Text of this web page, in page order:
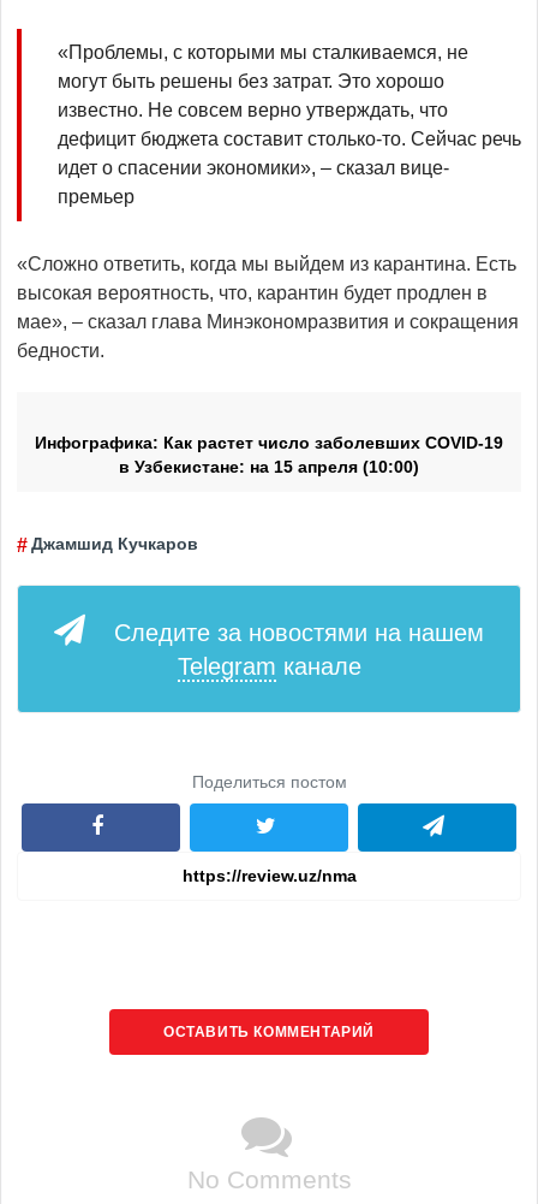
«Проблемы, с которыми мы сталкиваемся, не
могут быть решены без затрат. Это хорошо
известно. Не совсем верно утверждать, что
дефицит бюджета составит столько-то. Сейчас речь
идет о спасении экономики», – сказал вице-
премьер
«Сложно ответить, когда мы выйдем из карантина. Есть
высокая вероятность, что, карантин будет продлен в
мае», – сказал глава Минэкономразвития и сокращения
бедности.
Инфографика: Как растет число заболевших COVID-19
в Узбекистане: на 15 апреля (10:00)
Джамшид Кучкаров
Следите за новостями на нашем
Telegram канале
Поделиться постом
ОСТАВИТЬ КОММЕНТАРИЙ
No Comments